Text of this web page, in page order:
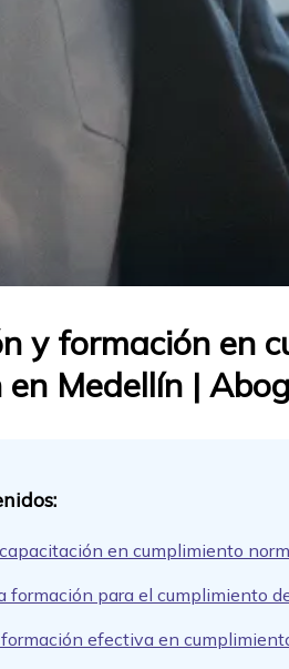
y formación en
Medellín |
en cumplimiento
formación para el cumplimiento
efectiva en